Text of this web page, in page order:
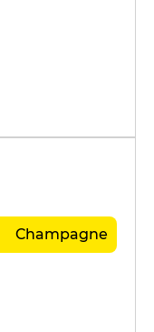
Champagne